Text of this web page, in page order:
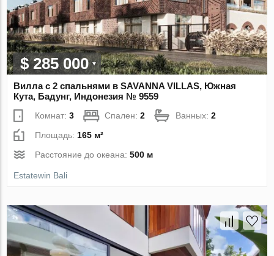
$ 285 000
Вилла с 2 спальнями в SAVANNA VILLAS, Южная
Кута, Бадунг, Индонезия № 9559
Комнат:3 Спален:2 Ванных:2
Площадь: 165 м²
Расстояние до океана:500 м
Estatewin Bali